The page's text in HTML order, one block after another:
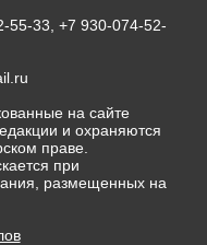
55-33, +7 930-074-52-
на сайте
и охраняются
праве.
при
размещенных на